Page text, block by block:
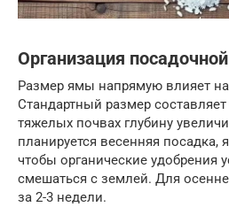
Организация
Размер ямы напрямую влияет
Стандартный размер
тяжелых почвах глубину
планируется весенняя посадка,
чтобы органические удобрения
смешаться с землей. Для
за 2-3 недели.